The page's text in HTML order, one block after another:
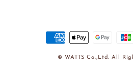
© WATTS Co.,Ltd. All